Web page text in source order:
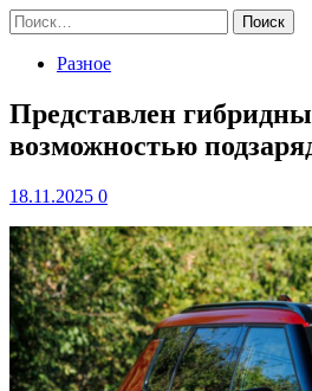
Найти:
Разное
Представлен
возможностью
18.11.2025 0